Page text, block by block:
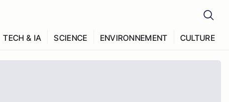
TECH & IA SCIENCE ENVIRONNEMENT CULTURE